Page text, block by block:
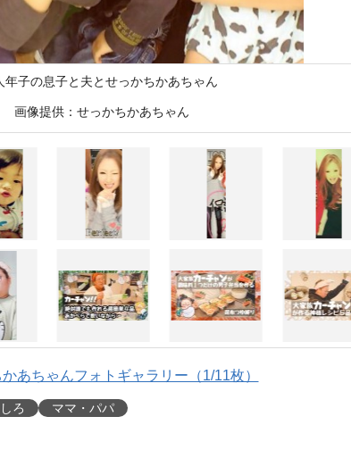
年子の息子と夫とせっかちかあちゃん
画像提供：せっかちかあちゃん
あちゃんフォトギャラリー（1/11枚）
ろ ママ・パパ